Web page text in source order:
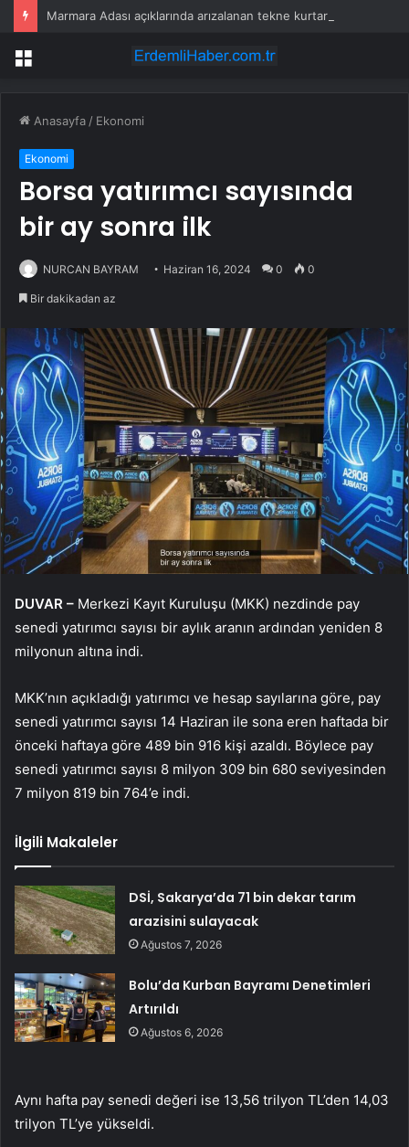
Marmara Adası açıklarında arızalanan tekne kurtarıldı
Menü
Anasayfa / Ekonomi
Ekonomi
Borsa yatırımcı sayısında
bir ay sonra ilk
NURCAN BAYRAM Haziran 16, 2024 0 0
Bir dakikadan az
DUVAR – Merkezi Kayıt Kuruluşu (MKK) nezdinde pay
senedi yatırımcı sayısı bir aylık aranın ardından yeniden 8
milyonun altına indi.
MKK’nın açıkladığı yatırımcı ve hesap sayılarına göre, pay
senedi yatırımcı sayısı 14 Haziran ile sona eren haftada bir
önceki haftaya göre 489 bin 916 kişi azaldı. Böylece pay
senedi yatırımcı sayısı 8 milyon 309 bin 680 seviyesinden
7 milyon 819 bin 764’e indi.
İlgili Makaleler
DSİ, Sakarya’da 71 bin dekar tarım
arazisini sulayacak
Ağustos 7, 2026
Bolu’da Kurban Bayramı Denetimleri
Artırıldı
Ağustos 6, 2026
Aynı hafta pay senedi değeri ise 13,56 trilyon TL’den 14,03
trilyon TL’ye yükseldi.